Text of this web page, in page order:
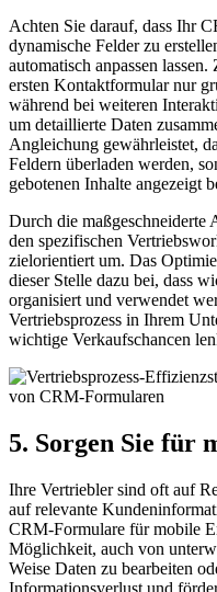
Achten Sie darauf, dass Ihr
dynamische Felder zu
automatisch anpassen
ersten Kontaktformular nur
während bei weiteren
um detaillierte Daten
Angleichung gewährleistet,
Feldern überladen werden,
gebotenen Inhalte angezeigt
Durch die maßgeschneiderte
den spezifischen
zielorientiert um. Das
dieser Stelle dazu bei, dass
organisiert und verwendet
Vertriebsprozess in Ihrem
wichtige Verkaufschancen
5. Sorgen Sie für
Ihre Vertriebler sind oft auf
auf relevante
CRM-Formulare für mobile
Möglichkeit, auch von
Weise Daten zu bearbeiten
Informationsverlust und